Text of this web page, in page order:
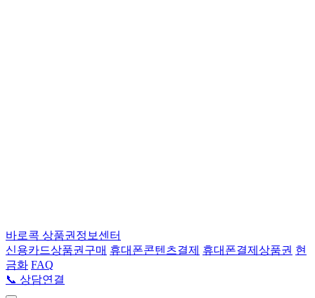
바로콕 상품권정보센터
신용카드상품권구매 휴대폰콘텐츠결제 휴대폰결제상품권 현
금화 FAQ
📞 상담연결